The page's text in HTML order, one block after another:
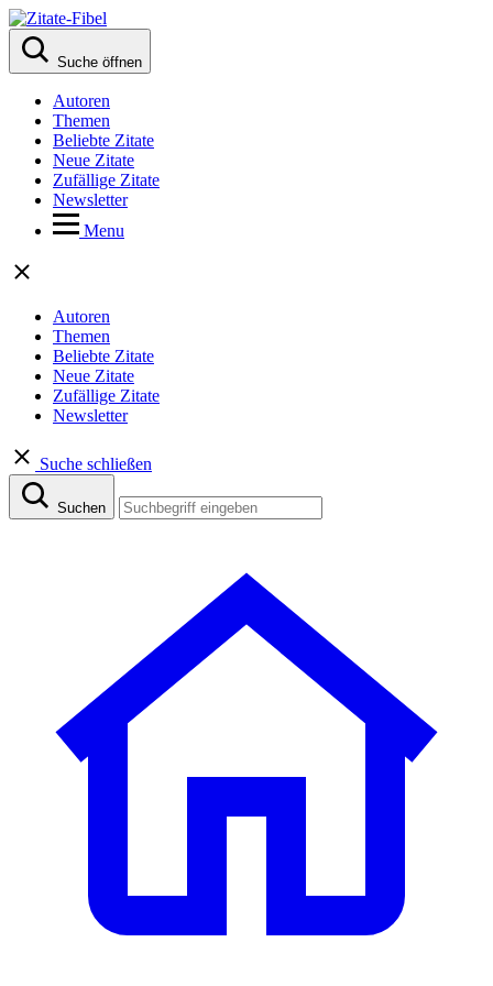
Suche öffnen
Autoren
Themen
Beliebte Zitate
Neue Zitate
Zufällige Zitate
Newsletter
Menu
Autoren
Themen
Beliebte Zitate
Neue Zitate
Zufällige Zitate
Newsletter
Suche schließen
Suchen